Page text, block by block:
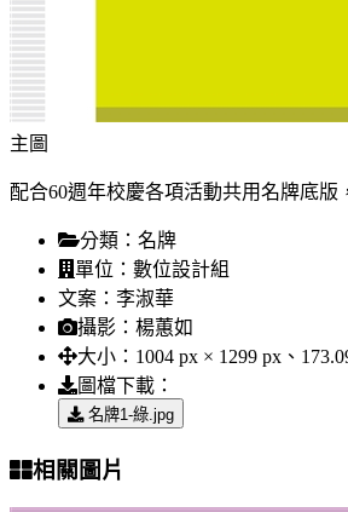
主圖
配合60週年校慶各項活動共用名牌底版
分類： 名牌
單位： 數位設計組
文案： 李淑華
攝影： 楊蕙如
大小： 1004 px × 1299 px、
圖檔下載：
名牌1-綠.jpg
相關圖片